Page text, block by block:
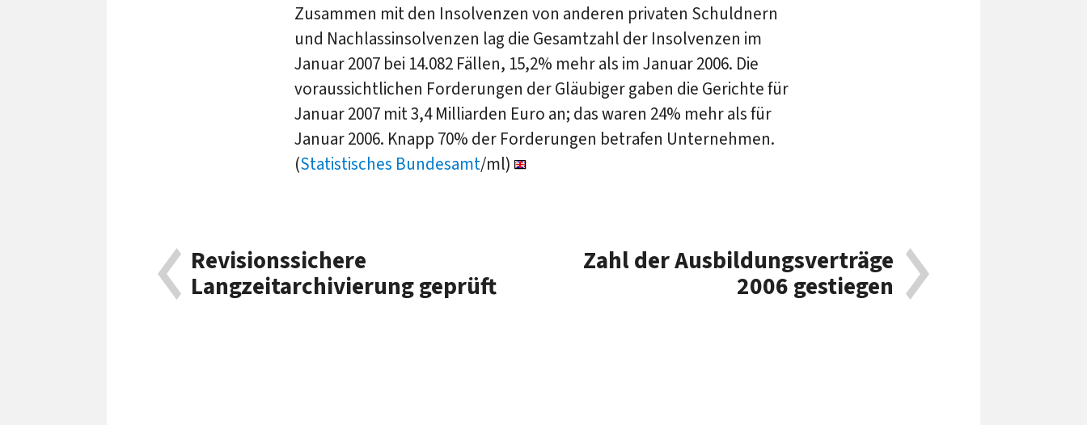
Zusammen mit den Insolvenzen von anderen privaten Schuldnern
und Nachlassinsolvenzen lag die Gesamtzahl der Insolvenzen im
Januar 2007 bei 14.082 Fällen, 15,2% mehr als im Januar 2006. Die
voraussichtlichen Forderungen der Gläubiger gaben die Gerichte für
Januar 2007 mit 3,4 Milliarden Euro an; das waren 24% mehr als für
Januar 2006. Knapp 70% der Forde­rungen betrafen Unternehmen.
(Statistisches Bundesamt/ml)
Revisionssichere
Langzeitarchivierung geprüft
Zahl der Ausbildungsverträge
2006 gestiegen